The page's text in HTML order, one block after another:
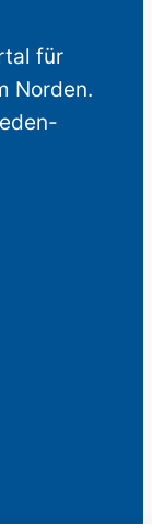
für
Norden.